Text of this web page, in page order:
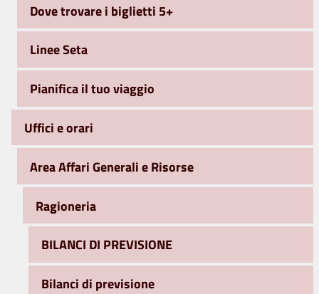
Dove trovare i biglietti 5+
Linee Seta
Pianifica il tuo viaggio
Uffici e orari
Area Affari Generali e Risorse
Ragioneria
BILANCI DI PREVISIONE
Bilanci di previsione